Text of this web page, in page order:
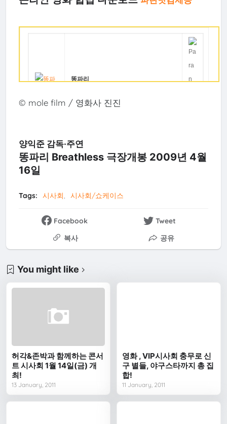
똥파리
감 양익준
연
무비위젯이란?
© mole film / 영화사 진진
양익준 감독·주연
똥파리 Breathless 극장개봉 2009년 4월
16일
Tags: 시사회 시사회/쇼케이스
Facebook
Tweet
복사
공유
You might like
허각&존박과 함께하는 콘서
트 시사회 1월 14일(금) 개
최!
13 January, 2011
영화 , VIP시사회 충무로 신
구 별들, 야구스타까지 총 집
합!
11 January, 2011